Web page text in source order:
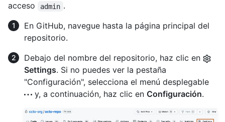
acceso
admin .
En GitHub, navegue hasta la página principal del
repositorio.
Debajo del nombre del repositorio, haz clic en
Settings. Si no puedes ver la pestaña
"Configuración", selecciona el menú desplegable
y, a continuación, haz clic en Configuración.